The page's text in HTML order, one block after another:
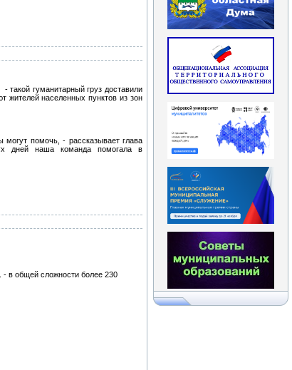
такой гуманитарный груз доставили
жителей населенных пунктов из зон
помочь, - рассказывает глава
дней наша команда помогала в
в общей сложности более 230